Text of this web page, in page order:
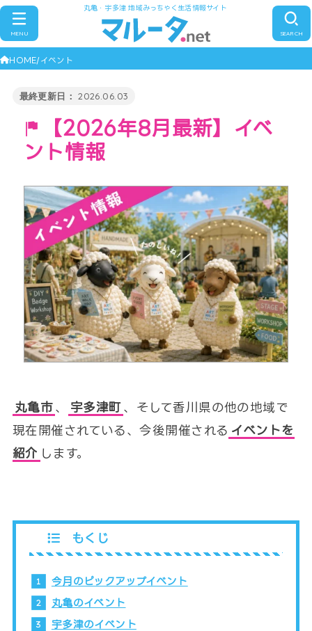
丸亀・宇多津 地域みっちゃく生活情報サイト
SEARCH
MENU
HOME イベント
2026.06.03
【2026年8月最新】イベ
ント情報
丸亀市 、 宇多津町 、そして香川県の他の地域で
現在開催されている、今後開催される イベントを
紹介 します。
もくじ
今月のピックアップイベント
丸亀のイベント
宇多津のイベント